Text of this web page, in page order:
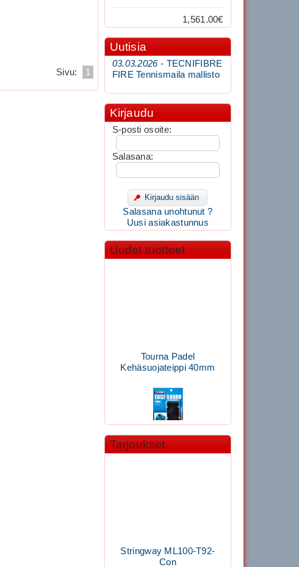
Sivu: 1
1,561.00€
Uutisia
03.03.2026 - TECNIFIBRE
FIRE Tennismaila mallisto
Kirjaudu
S-posti osoite:
Salasana:
Kirjaudu sisään
Salasana unohtunut ?
Uusi asiakastunnus
Uudet tuotteet
Kehäsuojateippi 40mm
Tarjoukset
Con